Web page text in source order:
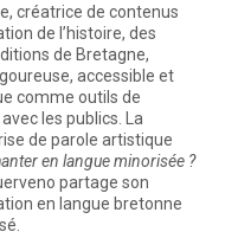
créatrice de contenus
de l’histoire, des
de Bretagne,
accessible et
comme outils de
les publics. La
de parole artistique
en langue minorisée ?
partage son
en langue bretonne